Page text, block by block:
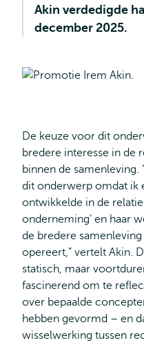
Akin verdedigde
december 2025.
De keuze voor dit
bredere interesse in de
binnen de
dit onderwerp omdat ik
ontwikkelde in de
onderneming’ en haar
de bredere
opereert,” vertelt Akin.
statisch, maar
fascinerend om te
over bepaalde
hebben gevormd – en
wisselwerking tussen